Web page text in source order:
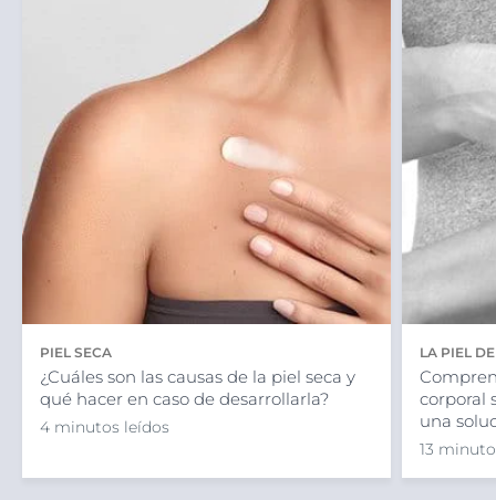
PIEL SECA
¿Cuáles son las causas de la piel seca y
qué hacer en caso de desarrollarla?
4 minutos leídos
LA PIEL
corporal
una
13